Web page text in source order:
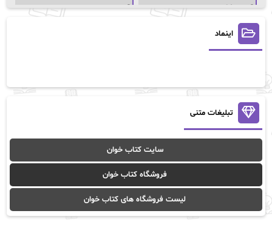
آسمان64 آسمان۶۵
آسیه احمدی
آن ماری سلینکو آنا تاد
آنالیا
آوا موسوی آیدا (Aixi)
آیدا باقری آیسان صادقی
ا_اصغر زاده ا_اصغرزاده
اریک مورگنشترن از نیلوفر لاری
اینماد
تبلیغات متنی
سایت کتاب خوان
فروشگاه کتاب خوان
لیست فروشگاه های کتاب خوان